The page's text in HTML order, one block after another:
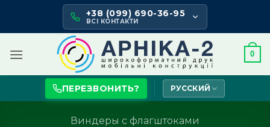
content
+38 (099) 690-36-95
ВСІ КОНТАКТИ
0
ПЕРЕЗВОНИТЬ? РУССКИЙ
Виндеры с флагштоками